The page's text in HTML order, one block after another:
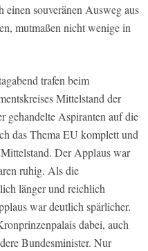
einen souveränen Ausweg aus
mutmaßen nicht wenige in
trafen beim
Mittelstand der
gehandelte Aspiranten auf die
das Thema EU komplett und
Der Applaus war
ruhig. Als die
länger und reichlich
war deutlich spärlicher.
dabei, auch
Bundesminister. Nur